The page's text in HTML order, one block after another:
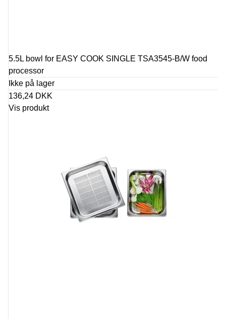
5.5L bowl for EASY COOK SINGLE TSA3545-B/W food
processor
Ikke på lager
136,24 DKK
Vis produkt